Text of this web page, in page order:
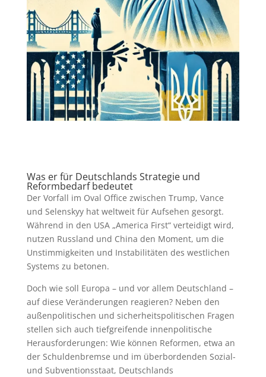
Was er für Deutschlands Strategie und
Reformbedarf bedeutet
Der Vorfall im Oval Office zwischen Trump, Vance
und Selenskyy hat weltweit für Aufsehen gesorgt.
Während in den USA „America First“ verteidigt wird,
nutzen Russland und China den Moment, um die
Unstimmigkeiten und Instabilitäten des westlichen
Systems zu betonen.
Doch wie soll Europa – und vor allem Deutschland –
auf diese Veränderungen reagieren? Neben den
außenpolitischen und sicherheitspolitischen Fragen
stellen sich auch tiefgreifende innenpolitische
Herausforderungen: Wie können Reformen, etwa an
der Schuldenbremse und im überbordenden Sozial-
und Subventionsstaat, Deutschlands